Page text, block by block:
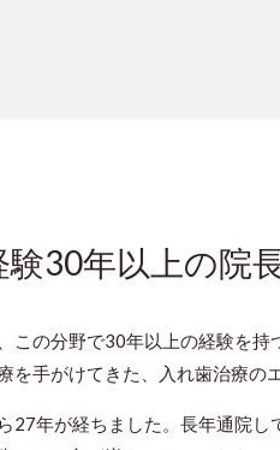
験30年以上の院
この分野で30年以上の経験を
を手がけてきた、入れ歯治療の
27年が経ちました。長年通院